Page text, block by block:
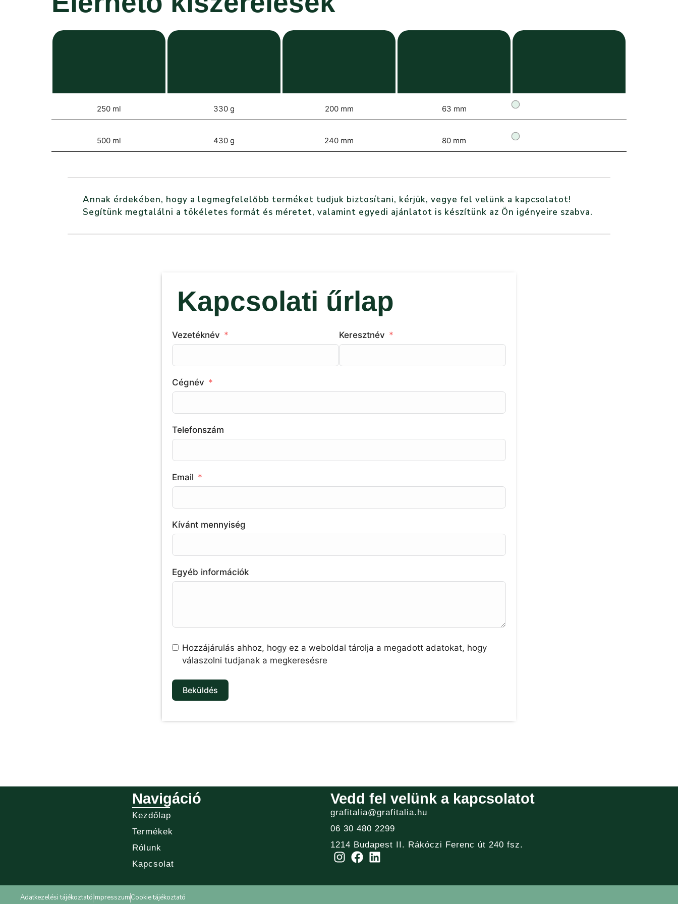
250 ml 330 g 200 mm 63 mm
500 ml 430 g 240 mm 80 mm
Annak érdekében, hogy a legmegfelelőbb terméket tudjuk biztosítani, kérjük, vegye fel velünk a kapcsolatot!
Segítünk megtalálni a tökéletes formát és méretet, valamint egyedi ajánlatot is készítünk az Ön igényeire szabva.
Kapcsolati űrlap
Vezetéknév Keresztnév
Cégnév
Telefonszám
Email
Kívánt mennyiség
Egyéb információk
Hozzájárulás ahhoz, hogy ez a weboldal tárolja a megadott adatokat, hogy
válaszolni tudjanak a megkeresésre
Beküldés
Navigáció
Kezdőlap
Termékek
Rólunk
Kapcsolat
Vedd fel velünk a kapcsolatot
grafitalia@grafitalia.hu
06 30 480 2299
1214 Budapest II. Rákóczi Ferenc út 240 fsz.
Adatkezelési tájékoztatóImpresszumCookie tájékoztató